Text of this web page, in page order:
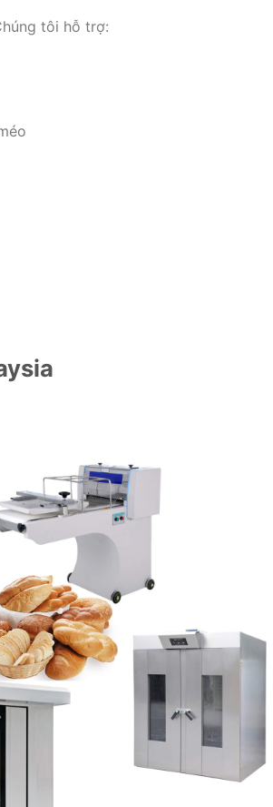
tôi hỗ trợ: